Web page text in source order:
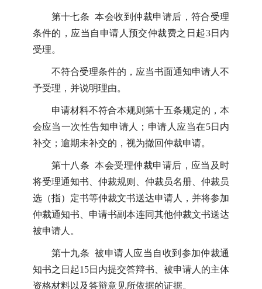
第十七条 本会收到仲裁申请后，符合受理
条件的，应当自申请人预交仲裁费之日起3日内
受理。
不符合受理条件的，应当书面通知申请人不
予受理，并说明理由。
申请材料不符合本规则第十五条规定的，本
会应当一次性告知申请人；申请人应当在5日内
补交；逾期未补交的，视为撤回仲裁申请。
第十八条 本会受理仲裁申请后，应当及时
将受理通知书、仲裁规则、仲裁员名册、仲裁员
选（指）定书等仲裁文书送达申请人，并将参加
仲裁通知书、申请书副本连同其他仲裁文书送达
被申请人。
第十九条 被申请人应当自收到参加仲裁通
知书之日起15日内提交答辩书、被申请人的主体
资格材料以及答辩意见所依据的证据。